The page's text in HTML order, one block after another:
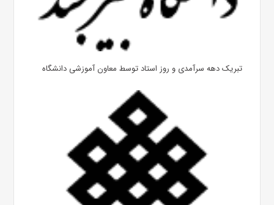
تبریک دهه سرآمدی و روز استاد توسط معاون آموزشی دانشگاه